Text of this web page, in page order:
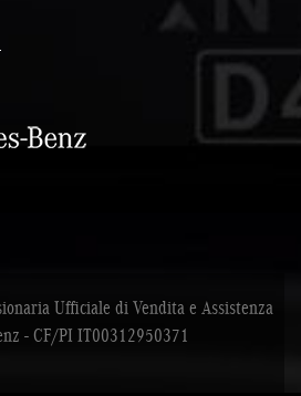
Ufficiale di Vendita e Assistenza
- CF/PI IT00312950371